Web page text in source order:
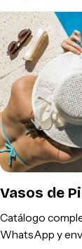
Vasos de
Catálogo
WhatsApp y